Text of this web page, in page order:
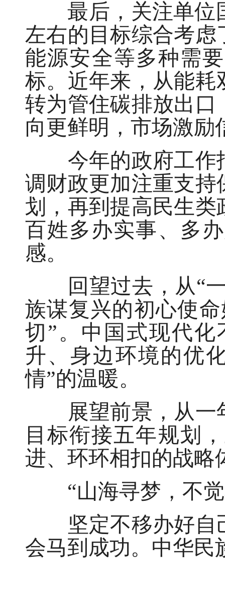
最后，关注单位国
左右的目标综合考
能源安全等多种需
标。近年来，从能
转为管住碳排放出
向更鲜明，市场激励
今年的政府工作
调财政更加注重支
划，再到提高民生
百姓多办实事、多
感。
回望过去，从“一
族谋复兴的初心使
切”。中国式现代
升、身边环境的优
情”的温暖。
展望前景，从一年
目标衔接五年规划
进、环环相扣的战略
“山海寻梦，不觉
坚定不移办好自
会马到成功。中华民